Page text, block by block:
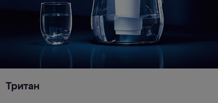
Тритан